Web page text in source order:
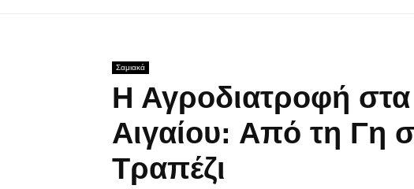
Σαμιακά
Η Αγροδιατροφή
Αιγαίου: Από τη Γη
Τραπέζι